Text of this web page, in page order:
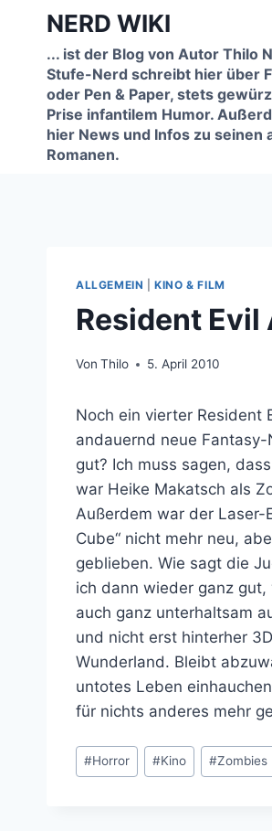
springen
NERD WIKI
... ist der Blog von Autor Thilo
Stufe-Nerd schreibt hier über
oder Pen & Paper, stets
Prise infantilem Humor.
hier News und Infos zu seinen
Romanen.
ALLGEMEIN |KINO & FILM
Resident
Von Thilo 5. April 2010
Noch ein vierter Resident
andauernd neue
gut? Ich muss sagen,
war Heike Makatsch als
Außerdem war der Laser-
Cube“ nicht mehr neu,
geblieben. Wie sagt die
ich dann wieder ganz
auch ganz unterhaltsam
und nicht erst hinterher
Wunderland. Bleibt
untotes Leben
für nichts anderes mehr
Schlagworte:
#Horror #Kino #Zombies